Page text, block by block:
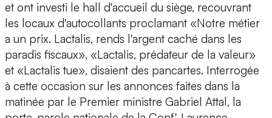
et ont investi le hall d'accueil du siège, recouvrant
les locaux d'autocollants proclamant «Notre métier
a un prix. Lactalis, rends l'argent caché dans les
paradis fiscaux», «Lactalis, prédateur de la valeur»
et «Lactalis tue», disaient des pancartes. Interrogée
à cette occasion sur les annonces faites dans la
matinée par le Premier ministre Gabriel Attal, la